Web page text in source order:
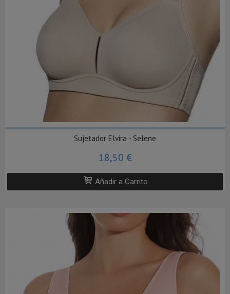
Sujetador Elvira - Selene
18,50 €
Añadir a Carrito